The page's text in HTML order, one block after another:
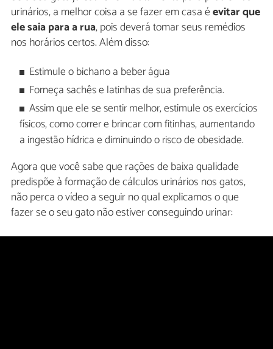
urinários, a melhor coisa a se fazer em casa éevitar que
ele saia para a rua, pois deverá tomar seus remédios
nos horários certos. Além disso:
Estimule o bichano a beber água
Forneça sachês e latinhas de sua preferência.
Assim que ele se sentir melhor, estimule os exercícios
físicos, como correr e brincar com fitinhas, aumentando
a ingestão hídrica e diminuindo o risco de obesidade.
Agora que você sabe que rações de baixa qualidade
predispõe à formação de cálculos urinários nos gatos,
não perca o vídeo a seguir no qual explicamos o que
fazer se o seu gato não estiver conseguindo urinar: